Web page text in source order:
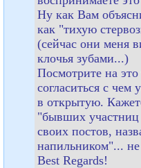
Ну как Вам
как "тихую
(сейчас они меня
клочья зубами...)
Посмотрите на
согласиться с чем
в открытую.
"бывших
своих постов,
напильником"...
Best Regards!